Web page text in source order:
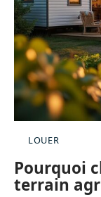
LOUER
Pourquoi
terrain